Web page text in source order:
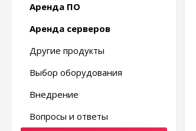
Аренда ПО
Аренда серверов
Другие продукты
Выбор оборудования
Внедрение
Вопросы и ответы